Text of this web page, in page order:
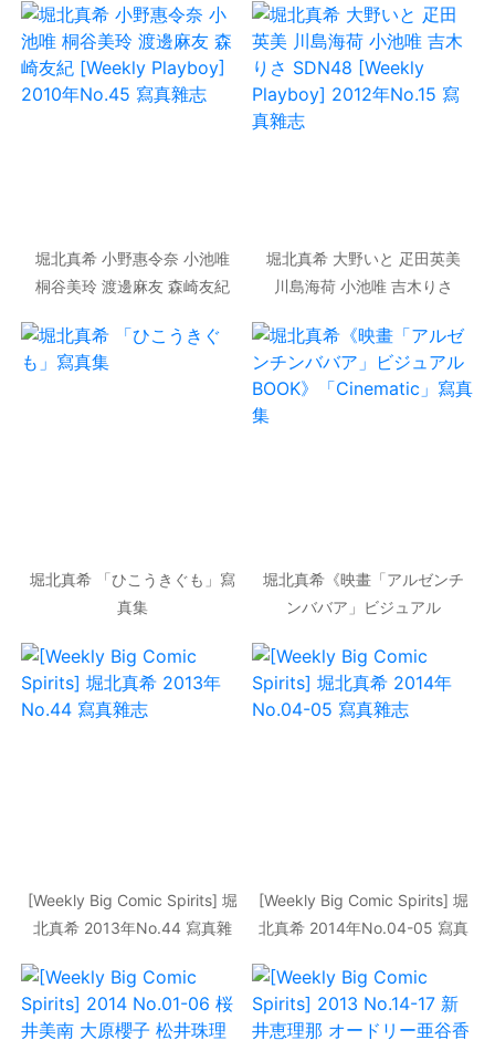
堀北真希 小野惠令奈 小池唯
桐谷美玲 渡邊麻友 森崎友紀
No.45 寫真雜志
堀北真希 大野いと 疋田英美
川島海荷 小池唯 吉木りさ
2012年No.15 寫真雜志
堀北真希 「ひこうきぐも」寫
真集
堀北真希《映畫「アルゼンチ
ンババア」ビジュアル
[Weekly Big Comic Spirits] 堀
北真希 2013年No.44 寫真雜
[Weekly Big Comic Spirits] 堀
北真希 2014年No.04-05 寫真